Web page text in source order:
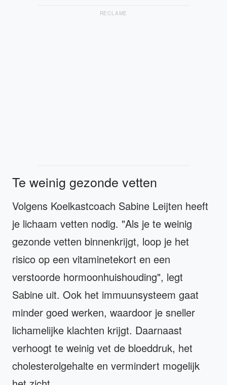
RECLAME
Te weinig gezonde vetten
Volgens Koelkastcoach Sabine Leijten heeft
je lichaam vetten nodig. "Als je te weinig
gezonde vetten binnenkrijgt, loop je het
risico op een vitaminetekort en een
verstoorde hormoonhuishouding", legt
Sabine uit. Ook het immuunsysteem gaat
minder goed werken, waardoor je sneller
lichamelijke klachten krijgt. Daarnaast
verhoogt te weinig vet de bloeddruk, het
cholesterolgehalte en vermindert mogelijk